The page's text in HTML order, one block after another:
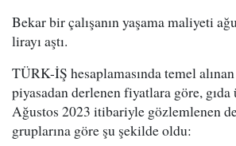
Bekar bir çalışanın yaşama maliyeti
lirayı aştı.
TÜRK-İŞ hesaplamasında temel
piyasadan derlenen fiyatlara göre,
Ağustos 2023 itibariyle gözlemlenen
gruplarına göre şu şekilde oldu: